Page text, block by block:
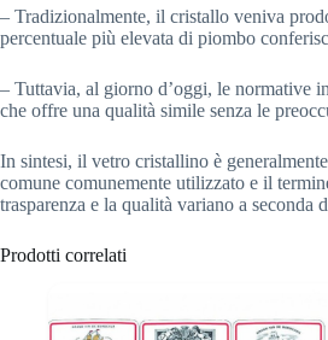
– Tradizionalmente, il cristallo veniva
percentuale più elevata di piombo
– Tuttavia, al giorno d’oggi, le normative
che offre una qualità simile senza le
In sintesi, il vetro cristallino è
comune comunemente utilizzato e il
trasparenza e la qualità variano a
Prodotti correlati